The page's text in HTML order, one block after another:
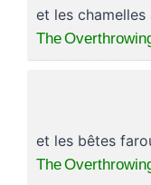
et les chamelles
The
et les bêtes
The